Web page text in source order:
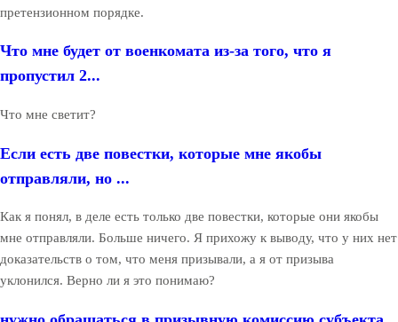
претензионном порядке.
Что мне будет от военкомата из-за того, что я
пропустил 2...
Что мне светит?
Если есть две повестки, которые мне якобы
отправляли, но ...
Как я понял, в деле есть только две повестки, которые они якобы
мне отправляли. Больше ничего. Я прихожу к выводу, что у них нет
доказательств о том, что меня призывали, а я от призыва
уклонился. Верно ли я это понимаю?